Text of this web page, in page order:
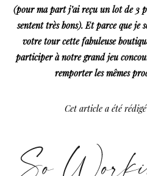
(pour ma part j’ai reçu un lot de 3
sentent très bons). Et parce que je
votre tour cette fabuleuse
participer à notre grand jeu
remporter les mêmes
Cet article a été